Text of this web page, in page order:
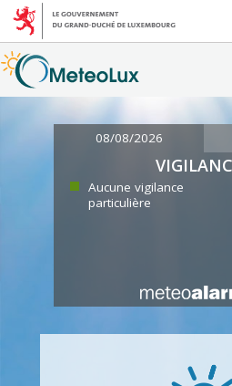
08/08/2026
Aucune vigilance
particulière